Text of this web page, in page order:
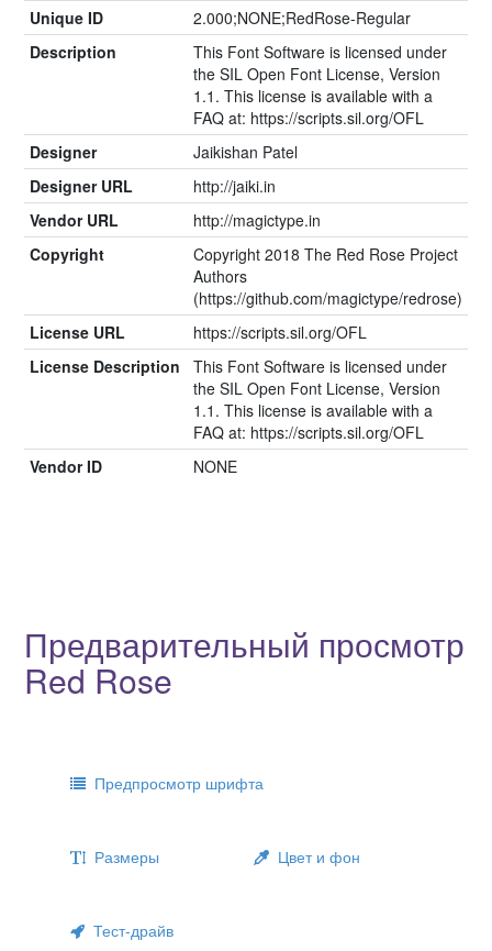
Unique ID
2.000;NONE;RedRose-Regular
Description
This Font Software is licensed under
the SIL Open Font License, Version
1.1. This license is available with a
FAQ at: https://scripts.sil.org/OFL
Designer
Jaikishan Patel
Designer URL
http://jaiki.in
Vendor URL
http://magictype.in
Copyright
Copyright 2018 The Red Rose Project
Authors
(https://github.com/magictype/redrose)
License URL
https://scripts.sil.org/OFL
License Description
This Font Software is licensed under
the SIL Open Font License, Version
1.1. This license is available with a
FAQ at: https://scripts.sil.org/OFL
Vendor ID
NONE
Предварительный просмотр
Red Rose
Предпросмотр шрифта
Размеры Цвет и фон
Тест-драйв